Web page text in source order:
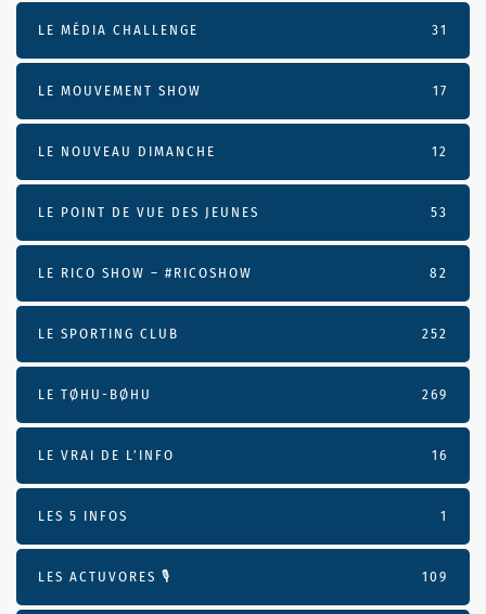
LE MÉDIA CHALLENGE 31
LE MOUVEMENT SHOW 17
LE NOUVEAU DIMANCHE 12
LE POINT DE VUE DES JEUNES 53
LE RICO SHOW – #RICOSHOW 82
LE SPORTING CLUB 252
LE TØHU-BØHU 269
LE VRAI DE L’INFO 16
LES 5 INFOS 1
LES ACTUVORES 🎙 109